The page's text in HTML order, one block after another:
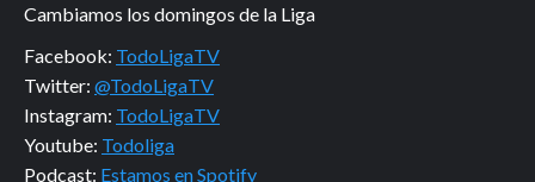
Cambiamos los domingos de la Liga
Facebook: TodoLigaTV
Twitter: @TodoLigaTV
Instagram: TodoLigaTV
Youtube: Todoliga
Podcast: Estamos en Spotify